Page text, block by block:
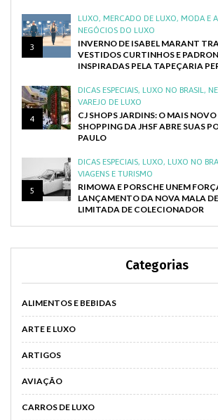
3
LUXO, MERCADO DE LUXO, MODA E
NEGÓCIOS DO LUXO
INVERNO DE ISABEL MARANT
VESTIDOS CURTINHOS E
INSPIRADAS PELA TAPEÇARIA
4
DICAS ESPECIAIS, LUXO NO BRASIL ,
VAREJO DE LUXO
CJ SHOPS JARDINS: O MAIS
SHOPPING DA JHSF ABRE SUAS
PAULO
5
DICAS ESPECIAIS, LUXO, LUXO NO
VIAGENS E TURISMO
RIMOWA E PORSCHE UNEM
LANÇAMENTO DA NOVA MALA
LIMITADA DE COLECIONADOR
Categorias
ALIMENTOS E BEBIDAS
ARTE E LUXO
ARTIGOS
AVIAÇÃO
CARROS DE LUXO